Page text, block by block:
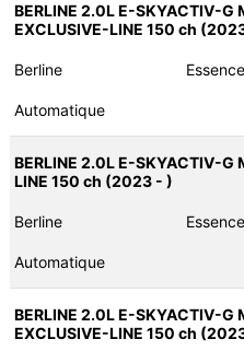
BERLINE 2.0L E-SKYACTIV-G
EXCLUSIVE-LINE 150 ch
Berline Essence
Automatique
BERLINE 2.0L E-SKYACTIV-G
LINE 150 ch (2023 - )
Berline Essence
Automatique
BERLINE 2.0L E-SKYACTIV-G
EXCLUSIVE-LINE 150 ch